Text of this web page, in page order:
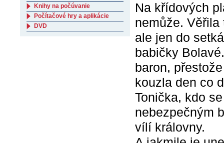
Na křídových
nemůže.
ale jen do
babičky
baron,
kouzla den co
Tonička, kdo
nebezpečným
vílí královny.
Knihy na počúvanie
Počítačové hry a aplikácie
DVD